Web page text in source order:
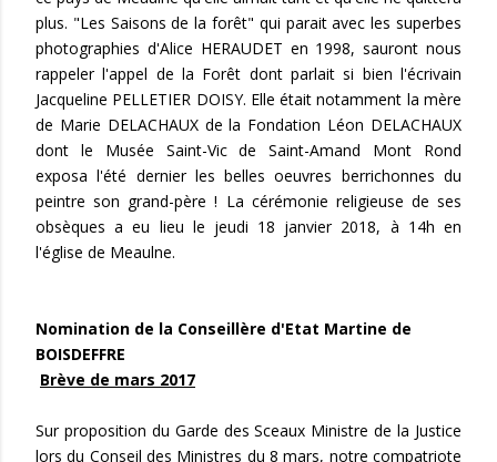
plus. "Les Saisons de la forêt" qui parait avec les superbes
photographies d'Alice HERAUDET en 1998, sauront nous
rappeler l'appel de la Forêt dont parlait si bien l'écrivain
Jacqueline PELLETIER DOISY. Elle était notamment la mère
de Marie DELACHAUX de la Fondation Léon DELACHAUX
dont le Musée Saint-Vic de Saint-Amand Mont Rond
exposa l'été dernier les belles oeuvres berrichonnes du
peintre son grand-père ! La cérémonie religieuse de ses
obsèques a eu lieu le jeudi 18 janvier 2018, à 14h en
l'église de Meaulne.
Nomination de la Conseillère d'Etat Martine de
BOISDEFFRE
Brève de mars 2017
Sur proposition du Garde des Sceaux Ministre de la Justice
lors du Conseil des Ministres du 8 mars, notre compatriote